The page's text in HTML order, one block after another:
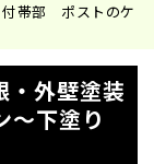
帯部 ポストのケ
外壁塗装
下塗り